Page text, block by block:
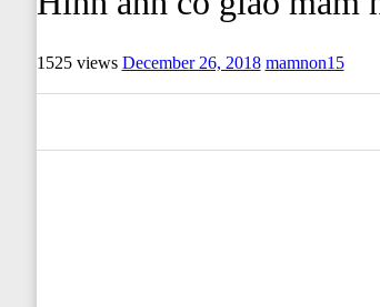
1525 views December 26, 2018 mamnon15